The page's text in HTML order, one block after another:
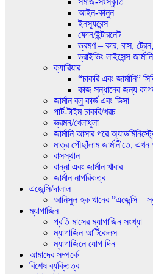
আইন-কানুন
ইনস্যুরেন্স
ফোন/ইন্টারনেট
ভ্রমণ – কার, বাস,
ড্রাইভিং লাইসেন্স জার্মানি
ক্যারিয়ার
“চাকরি এবং জার্মানি”
কাজ সন্ধানের জন্য
জার্মান ব্লু কার্ড এবং ভিসা
পার্ট-টাইম চাকরি/খরচ
ভ্রমন/খেলাধুলা
জার্মানি আসার পরে
মাত্র পৌছাঁঁলাম জার্মানীতে,
বাসস্থান
রান্না এবং জার্মান খাবার
জার্মান নাগরিকত্ব
এজেন্সি/দালাল
আনিসুল হক খানের ”এজেন্সি –
ম্যাগাজিন
প্রতি মাসের ম্যাগাজিন সংখ্যা
ম্যাগাজিন আর্টিকেলস
ম্যাগাজিনে যোগ দিন
আমাদের সম্পর্কে
বিশেষ ব্যক্তিত্ব